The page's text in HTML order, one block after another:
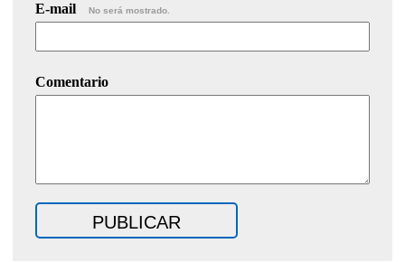
E-mail No será mostrado.
Comentario